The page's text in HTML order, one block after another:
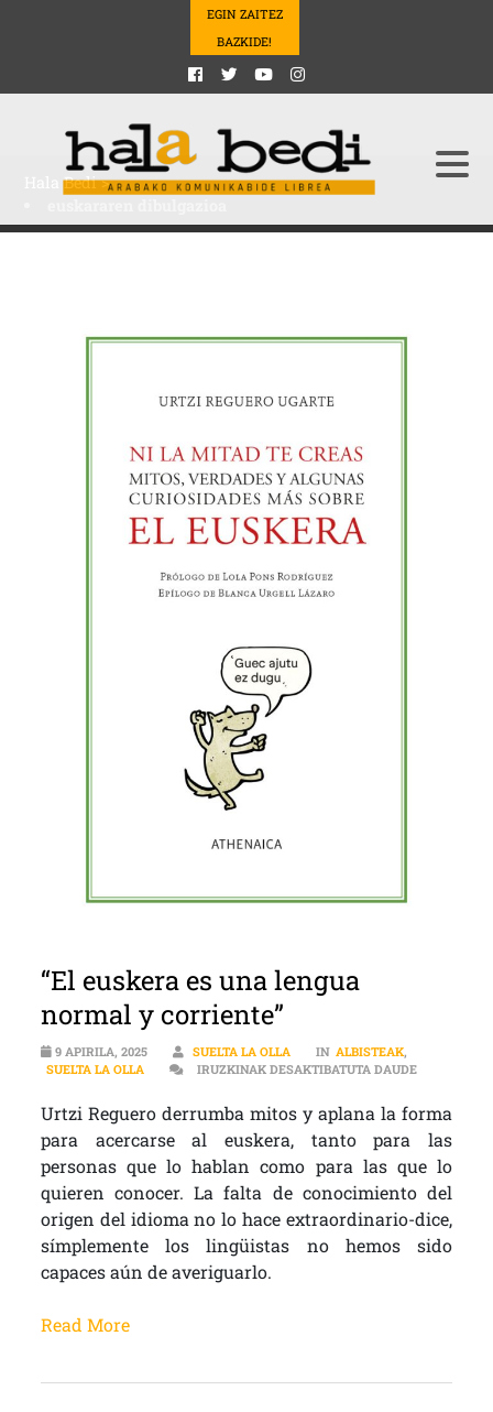
EGIN ZAITEZ
BAZKIDE!
Hala Bedi>
“El euskera es una lengua
normal y corriente”
9 APIRILA, 2025 SUELTA LA OLLA IN ALBISTEAK,
SUELTA LA OLLA
IRUZKINAK DESAKTIBATUTA DAUDE“EL
Urtzi Reguero derrumba mitos y aplana la forma
para acercarse al euskera, tanto para las
personas que lo hablan como para las que lo
quieren conocer. La falta de conocimiento del
origen del idioma no lo hace extraordinario-dice,
símplemente los lingüistas no hemos sido
capaces aún de averiguarlo.
Read More